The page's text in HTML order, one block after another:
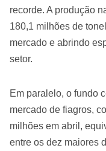
recorde. A produção
180,1 milhões de
mercado e abrindo
setor.
Em paralelo, o fundo
mercado de fiagros,
milhões em abril,
entre os dez maiores